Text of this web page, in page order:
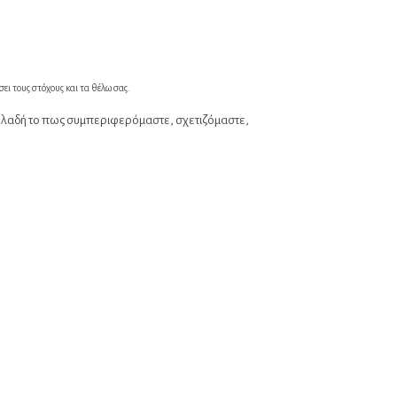
τους στόχους και τα θέλω σας.
το πως συμπεριφερόμαστε, σχετιζόμαστε,